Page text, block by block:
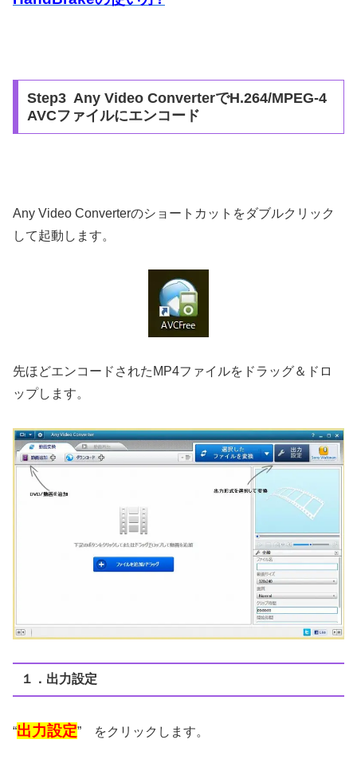
Step3 Any Video ConverterでH.264/MPEG-4
AVCファイルにエンコード
Any Video Converterのショートカットをダブルクリック
して起動します。
先ほどエンコードされたMP4ファイルをドラッグ＆ドロ
ップします。
１．出力設定
“出力設定” をクリックします。